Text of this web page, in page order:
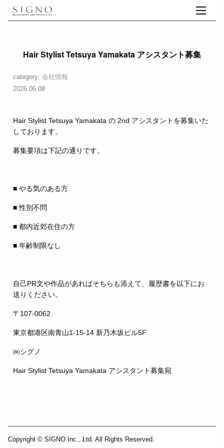
Hair Stylist Tetsuya Yamakata アシスタント募集
category: 会社情報
2026.06.08
Hair Stylist Tetsuya Yamakata の 2nd アシスタントを募集いた
しております。
募集要項は下記の通りです。
■ やる気のある方
■ 性別不問
■ 都内近郊在住の方
■ 年齢制限なし
自己PR文や作品があればそちらも添えて、履歴書を以下にお
送りください。
〒107-0062
東京都港区南青山1-15-14 新乃木坂ビル5F
㈱シグノ
Hair Stylist Tetsuya Yamakata アシスタント募集宛
Copyright © SIGNO Inc., Ltd. All Rights Reserved.